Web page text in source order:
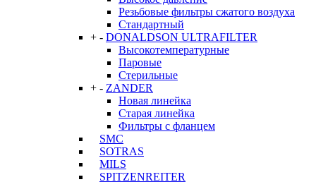
Резьбовые фильтры сжатого воздуха
Стандартный
+ - DONALDSON ULTRAFILTER
Высокотемпературные
Паровые
Стерильные
+ - ZANDER
Новая линейка
Старая линейка
Фильтры с фланцем
SMC
SOTRAS
MILS
SPITZENREITER